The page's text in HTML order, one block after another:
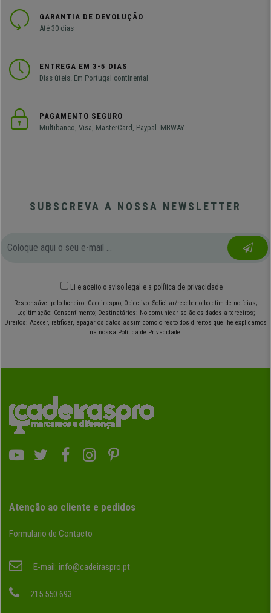
GARANTIA DE DEVOLUÇÃO
Até 30 dias
ENTREGA EM 3-5 DIAS
Dias úteis. Em Portugal continental
PAGAMENTO SEGURO
Multibanco, Visa, MasterCard, Paypal. MBWAY
SUBSCREVA A NOSSA NEWSLETTER
Li e aceito o aviso legal e a política de privacidade
Responsável pelo ficheiro: Cadeiraspro; Objectivo: Solicitar/receber o boletim de notícias;
Legitimação: Consentimento; Destinatários: No comunicar-se-ão os dados a terceiros;
Direitos: Aceder, retificar, apagar os datos assim como o resto dos direitos que lhe explicamos
na nossa Política de Privacidade.
Atenção ao cliente e pedidos
Formulario de Contacto
E-mail: info@cadeiraspro.pt
215 550 693